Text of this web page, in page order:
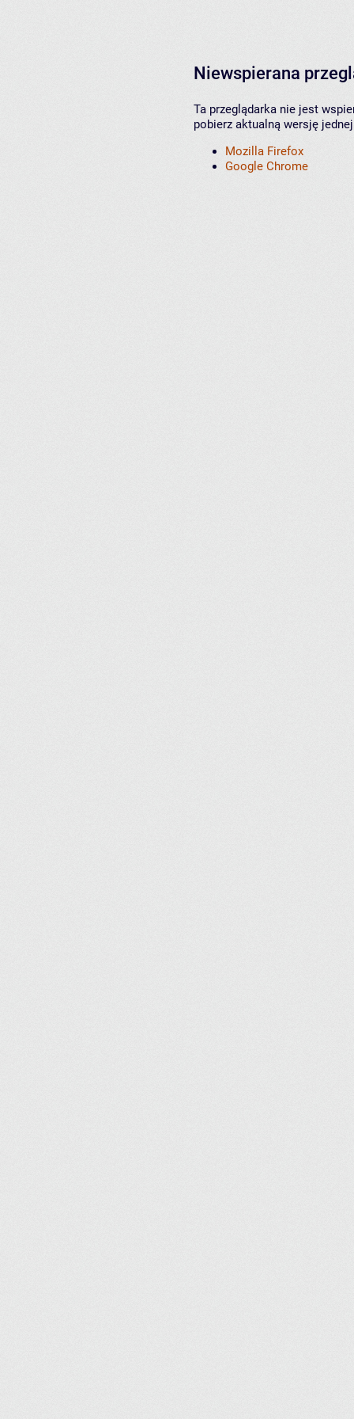
Niewspierana
Ta przeglądarka nie jest
pobierz aktualną wersję
Mozilla Firefox
Google Chrome